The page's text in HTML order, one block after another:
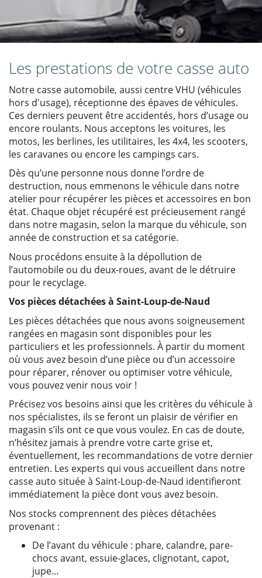
Les prestations de votre casse auto
Notre casse automobile, aussi centre VHU (véhicules
hors d'usage), réceptionne des épaves de véhicules.
Ces derniers peuvent être accidentés, hors d’usage ou
encore roulants. Nous acceptons les voitures, les
motos, les berlines, les utilitaires, les 4x4, les scooters,
les caravanes ou encore les campings cars.
Dès qu’une personne nous donne l’ordre de
destruction, nous emmenons le véhicule dans notre
atelier pour récupérer les pièces et accessoires en bon
état. Chaque objet récupéré est précieusement rangé
dans notre magasin, selon la marque du véhicule, son
année de construction et sa catégorie.
Nous procédons ensuite à la dépollution de
l’automobile ou du deux-roues, avant de le détruire
pour le recyclage.
Vos pièces détachées à Saint-Loup-de-Naud
Les pièces détachées que nous avons soigneusement
rangées en magasin sont disponibles pour les
particuliers et les professionnels. À partir du moment
où vous avez besoin d’une pièce ou d’un accessoire
pour réparer, rénover ou optimiser votre véhicule,
vous pouvez venir nous voir !
Précisez vos besoins ainsi que les critères du véhicule à
nos spécialistes, ils se feront un plaisir de vérifier en
magasin s’ils ont ce que vous voulez. En cas de doute,
n’hésitez jamais à prendre votre carte grise et,
éventuellement, les recommandations de votre dernier
entretien. Les experts qui vous accueillent dans notre
casse auto située à Saint-Loup-de-Naud identifieront
immédiatement la pièce dont vous avez besoin.
Nos stocks comprennent des pièces détachées
provenant :
De l’avant du véhicule : phare, calandre, pare-
chocs avant, essuie-glaces, clignotant, capot,
jupe…